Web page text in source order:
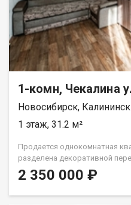
о.п. Матвеевка без пробок в
доступности. До реки Обь 10
объектом находятся:1
магазинов,3 спортивных
Возможен обмен на вашу
в рассрочку. При звонке,
1-комн, Чекалина
Новосибирск,
1 этаж, 31.2 м²
Продается однокомнатная
разделена декоративной
тёплая. Расположение дома
комфортной жизни: магазины
2 350 000 ₽